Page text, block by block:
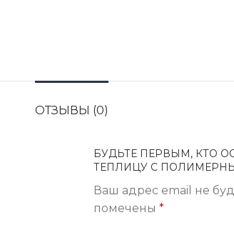
ОТЗЫВЫ (0)
БУДЬТЕ ПЕРВЫМ, КТО
ТЕПЛИЦУ С
Ваш адрес email не
помечены *